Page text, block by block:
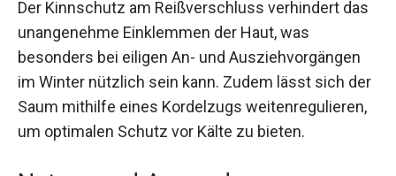
Der Kinnschutz am Reißverschluss verhindert
das unangenehme Einklemmen der Haut, was
besonders bei eiligen An- und Ausziehvorgängen
im Winter nützlich sein kann. Zudem lässt sich
der Saum mithilfe eines Kordelzugs
weitenregulieren, um optimalen Schutz vor Kälte